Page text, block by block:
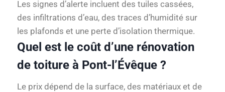
Les signes d’alerte incluent des tuiles cassées,
des infiltrations d’eau, des traces d’humidité sur
les plafonds et une perte d’isolation thermique.
Quel est le coût d’une rénovation
de toiture à Pont-l’Évêque ?
Le prix dépend de la surface, des matériaux et de